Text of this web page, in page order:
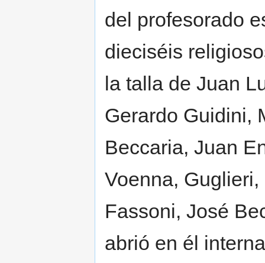
del profesorado
dieciséis
la talla de Juan
Gerardo Guidini,
Beccaria, Juan
Voenna,
Fassoni, José
abrió en él